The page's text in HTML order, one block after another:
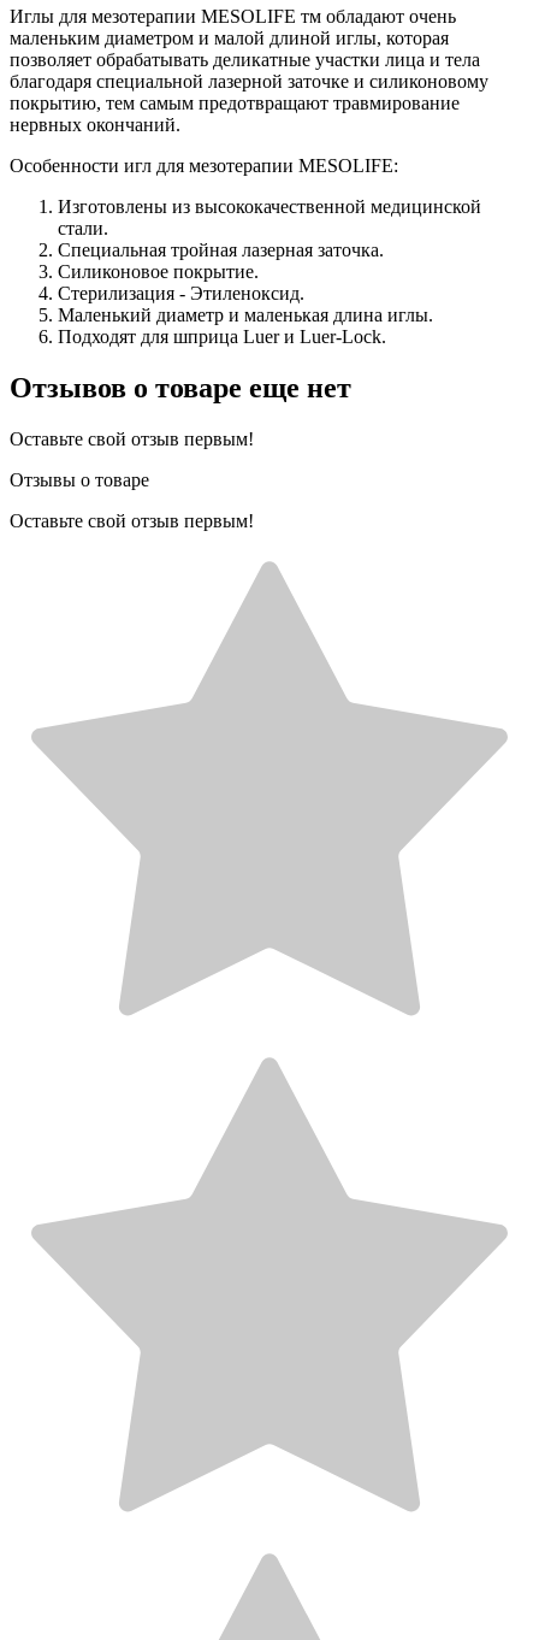
Иглы для мезотерапии MESOLIFE тм обладают очень
маленьким диаметром и малой длиной иглы, которая
позволяет обрабатывать деликатные участки лица и тела
благодаря специальной лазерной заточке и силиконовому
покрытию, тем самым предотвращают травмирование
нервных окончаний.
Особенности игл для мезотерапии MESOLIFE:
Изготовлены из высококачественной медицинской
стали.
Специальная тройная лазерная заточка.
Силиконовое покрытие.
Стерилизация - Этиленоксид.
Маленький диаметр и маленькая длина иглы.
Подходят для шприца Luer и Luer-Lock.
Отзывов о товаре еще нет
Оставьте свой отзыв первым!
Отзывы о товаре
Оставьте свой отзыв первым!